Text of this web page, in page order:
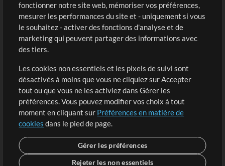
Boutique
Acheter des crédits
Contenu gratuit
Demander les pistes
Extras
Sessions
Soumettre votre contenu
Listes de lecture
Conférence MT
Compte
Connexion
S'inscrire
fonctionner notre site web, mémoriser vos préférences,
mesurer les performances du site et - uniquement si vous
le souhaitez - activer des fonctions d'analyse et de
marketing qui peuvent partager des informations avec
des tiers.
Les cookies non essentiels et les pixels de suivi sont
désactivés à moins que vous ne cliquiez sur Accepter
tout ou que vous ne les activiez dans Gérer les
préférences. Vous pouvez modifier vos choix à tout
moment en cliquant sur Préférences en matière de
cookies dans le pied de page.
Gérer les préférences
Rejeter les non essentiels